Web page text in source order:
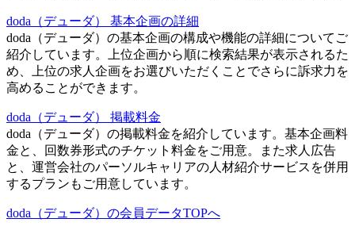
doda（デューダ） 基本企画の詳細
doda（デューダ）の基本企画の構成や機能の詳細についてご
紹介しています。上位企画から順に検索結果が表示されるた
め、上位の求人企画をお選びいただくことでさらに訴求力を
高めることができます。
doda（デューダ） 掲載料金
doda（デューダ）の掲載料金を紹介しています。基本企画料
金と、回数券形式のチケット料金をご用意。また求人広告
と、運営会社のパーソルキャリアの人材紹介サービスを併用
するプランもご用意しています。
doda（デューダ）の会員データTOPへ